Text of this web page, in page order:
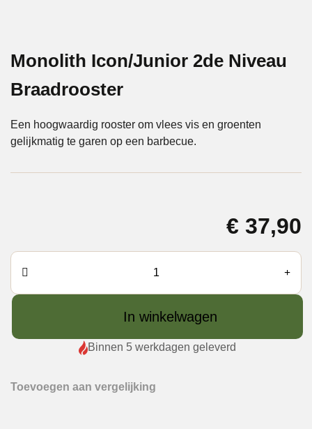
Monolith Icon/Junior 2de Niveau
Braadrooster
Een hoogwaardig rooster om vlees vis en groenten
gelijkmatig te garen op een barbecue.
€ 37,90
Monolith
Icon/Junior
In winkelwagen
Binnen 5 werkdagen geleverd
Toevoegen aan vergelijking